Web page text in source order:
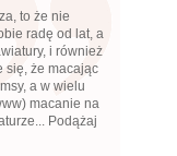
to że nie
radę od lat, a
i również
się, że macając
a w wielu
macanie na
Podążaj